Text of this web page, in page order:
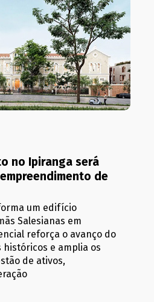
no Ipiranga será
de
um edifício
Salesianas em
reforça o avanço do
e amplia os
de ativos,